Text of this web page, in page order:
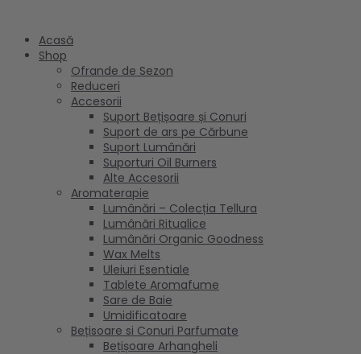
conținutAcasă
Shop
Ofrande de Sezon
Reduceri
Accesorii
Suport Bețișoare și Conuri
Suport de ars pe Cărbune
Suport Lumânări
Suporturi Oil Burners
Alte Accesorii
Aromaterapie
Lumânări – Colecția Tellura
Lumânări Ritualice
Lumânări Organic Goodness
Wax Melts
Uleiuri Esentiale
Tablete Aromafume
Sare de Baie
Umidificatoare
Bețisoare si Conuri Parfumate
Bețișoare Arhangheli